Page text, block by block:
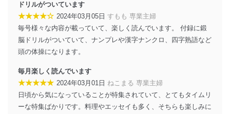
ドリルがついています
★★★★☆ 2024年03月05日 すもも 専業主婦
毎号様々な内容が載っていて、楽しく読んでいます。 付録に鍛
脳ドリルがついていて、ナンプレや漢字ナンクロ、四字熟語など
頭の体操になります。
毎月楽しく読んでいます
★★★★★ 2024年03月01日 ねこまる 専業主婦
日頃から気になっていることが特集されていて、とてもタイムリ
ーな特集ばかりです。料理やエッセイも多く、そちらも楽しみに